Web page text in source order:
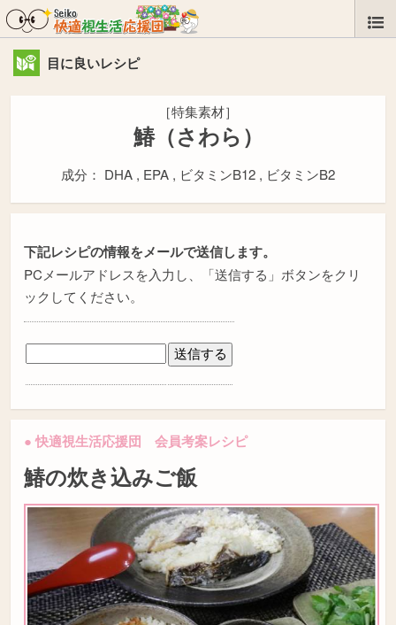
目に良いレシピ
［特集素材］
鰆（さわら）
成分： DHA , EPA , ビタミンB12 , ビタミンB2
下記レシピの情報をメールで送信します。
PCメールアドレスを入力し、「送信する」ボタンをクリ
ックしてください。
● 快適視生活応援団 会員考案レシピ
鰆の炊き込みご飯